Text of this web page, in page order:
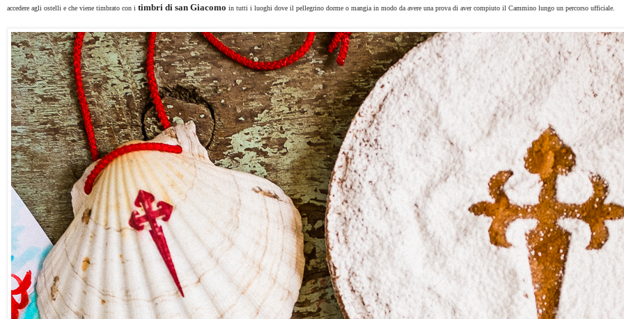
accedere agli ostelli e che viene timbrato con i timbri di san Giacomo in tutti i luoghi dove il pellegrino dorme o mangia in modo da avere una prova di aver compiuto il Cammino lungo un percorso ufficiale.